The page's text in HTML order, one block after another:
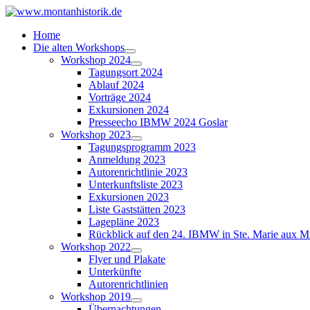
Home
Die alten Workshops
Workshop 2024
Tagungsort 2024
Ablauf 2024
Vorträge 2024
Exkursionen 2024
Presseecho IBMW 2024 Goslar
Workshop 2023
Tagungsprogramm 2023
Anmeldung 2023
Autorenrichtlinie 2023
Unterkunftsliste 2023
Exkursionen 2023
Liste Gaststätten 2023
Lagepläne 2023
Rückblick auf den 24. IBMW in Ste. Marie aux
Workshop 2022
Flyer und Plakate
Unterkünfte
Autorenrichtlinien
Workshop 2019